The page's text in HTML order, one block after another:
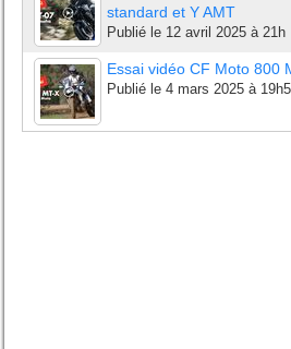
standard et Y AMT
Publié le 12 avril 2025 à 21h
Essai vidéo CF Moto 800
Publié le 4 mars 2025 à